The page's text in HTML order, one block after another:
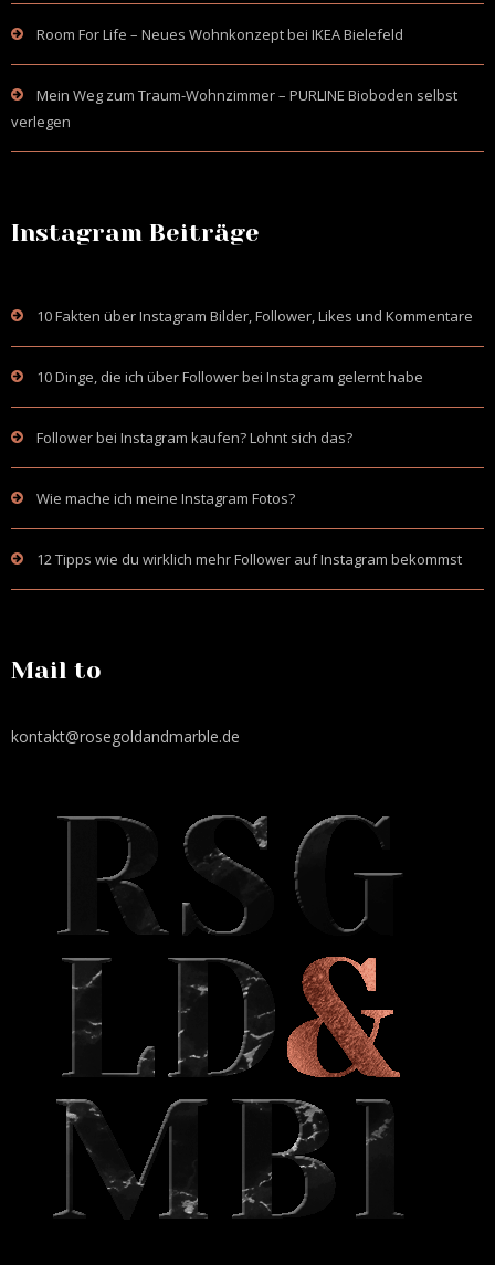
Room For Life – Neues Wohnkonzept bei IKEA Bielefeld
Mein Weg zum Traum-Wohnzimmer – PURLINE Bioboden selbst
verlegen
Instagram Beiträge
10 Fakten über Instagram Bilder, Follower, Likes und Kommentare
10 Dinge, die ich über Follower bei Instagram gelernt habe
Follower bei Instagram kaufen? Lohnt sich das?
Wie mache ich meine Instagram Fotos?
12 Tipps wie du wirklich mehr Follower auf Instagram bekommst
Mail to
kontakt@rosegoldandmarble.de